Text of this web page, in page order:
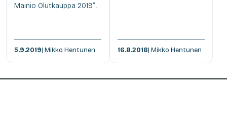
Mainio Olutkauppa 2019”...
5.9.2019| Mikko Hentunen 16.8.2018| Mikko Hentunen